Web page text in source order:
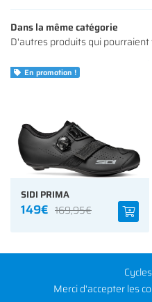
Dans la même catégorie
D'autres produits qui
 En promotion !
SIDI PRIMA
149€ 169,95€
Merci d'accepter les